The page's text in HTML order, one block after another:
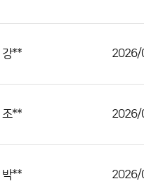
강** 2026/
조** 2026/
박** 2026/